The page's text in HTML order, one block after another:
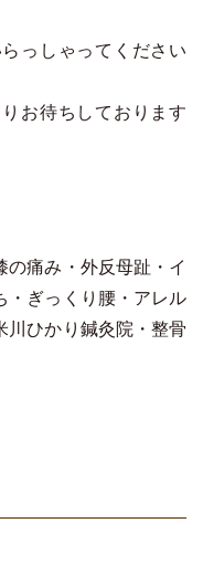
っしゃってください
お待ちしております
痛み・外反母趾・イ
・ぎっくり腰・アレル
川ひかり鍼灸院・整骨